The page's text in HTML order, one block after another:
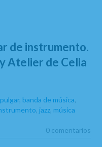
de instrumento.
Atelier de Celia
, banda de música
jazz música
0 comentarios